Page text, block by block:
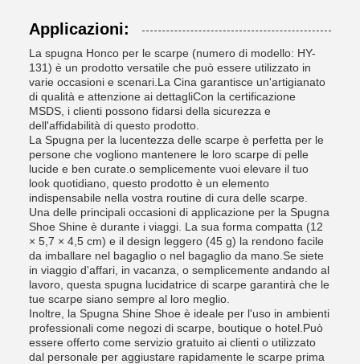
Applicazioni:
La spugna Honco per le scarpe (numero di modello: HY-
131) è un prodotto versatile che può essere utilizzato in
varie occasioni e scenari.La Cina garantisce un'artigianato
di qualità e attenzione ai dettagliCon la certificazione
MSDS, i clienti possono fidarsi della sicurezza e
dell'affidabilità di questo prodotto.
La Spugna per la lucentezza delle scarpe è perfetta per le
persone che vogliono mantenere le loro scarpe di pelle
lucide e ben curate.o semplicemente vuoi elevare il tuo
look quotidiano, questo prodotto è un elemento
indispensabile nella vostra routine di cura delle scarpe.
Una delle principali occasioni di applicazione per la Spugna
Shoe Shine è durante i viaggi. La sua forma compatta (12
× 5,7 × 4,5 cm) e il design leggero (45 g) la rendono facile
da imballare nel bagaglio o nel bagaglio da mano.Se siete
in viaggio d'affari, in vacanza, o semplicemente andando al
lavoro, questa spugna lucidatrice di scarpe garantirà che le
tue scarpe siano sempre al loro meglio.
Inoltre, la Spugna Shine Shoe è ideale per l'uso in ambienti
professionali come negozi di scarpe, boutique o hotel.Può
essere offerto come servizio gratuito ai clienti o utilizzato
dal personale per aggiustare rapidamente le scarpe prima